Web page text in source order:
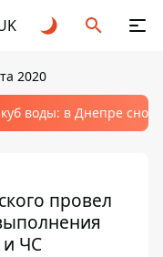
2020
воды: в Днепре
провел
и ЧС